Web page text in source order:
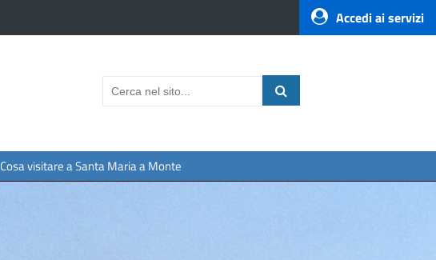
Accedi ai servizi
Cosa visitare a Santa Maria a Monte